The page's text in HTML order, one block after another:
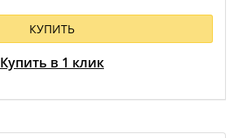
КУПИТЬ
Купить в 1 клик